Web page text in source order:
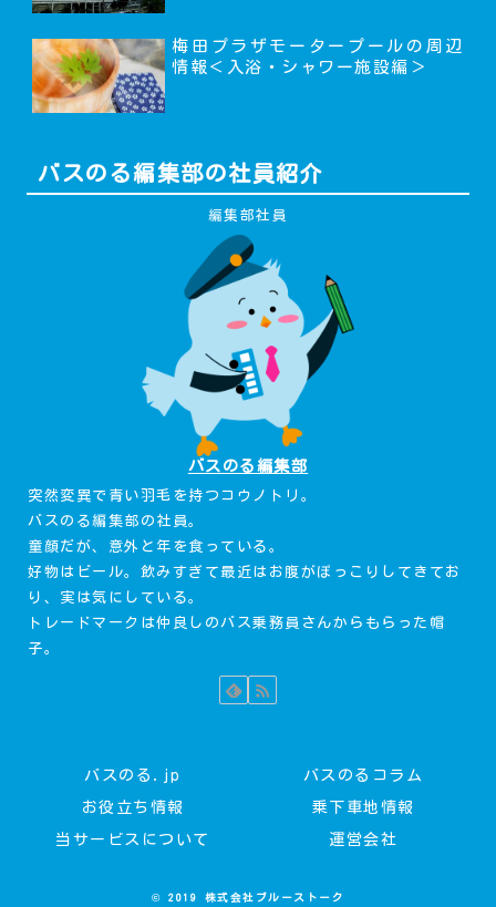
梅田プラザモータープールの周辺
情報＜入浴・シャワー施設編＞
バスのる編集部の社員紹介
編集部社員
バスのる編集部
突然変異で青い羽毛を持つコウノトリ。
バスのる編集部の社員。
童顔だが、意外と年を食っている。
好物はビール。飲みすぎて最近はお腹がぽっこりしてきてお
り、実は気にしている。
トレードマークは仲良しのバス乗務員さんからもらった帽
子。
バスのる.jp バスのるコラム
お役立ち情報 乗下車地情報
当サービスについて 運営会社
© 2019 株式会社ブルーストーク